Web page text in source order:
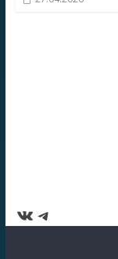
ВКонтакте
Telegram